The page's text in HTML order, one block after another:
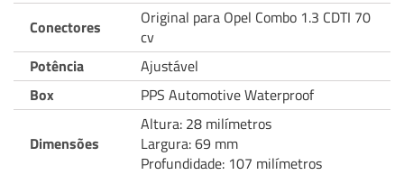
Conectores
Original para Opel Combo 1.3 CDTI 70
cv
Potência
Ajustável
Box
PPS Automotive Waterproof
Dimensões
Altura: 28 milímetros
Largura: 69 mm
Profundidade: 107 milímetros